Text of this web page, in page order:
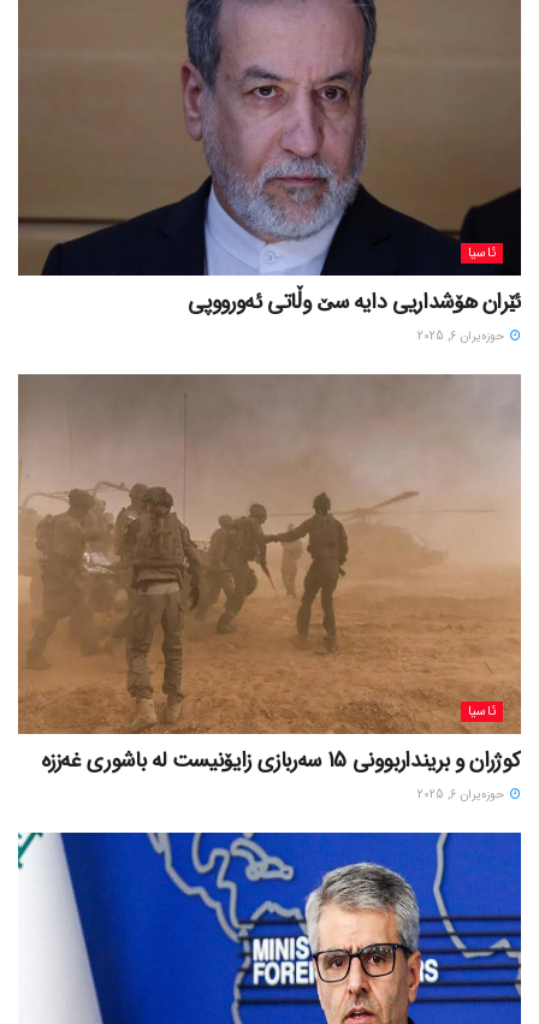
ئاسیا
ئێران هۆشداریی دایە سێ وڵاتی ئەورووپی
حوزه‌یران 6, 2025
ئاسیا
کوژران و برینداربوونی 15 سەربازی زایۆنیست لە باشوری غەززە
حوزه‌یران 6, 2025